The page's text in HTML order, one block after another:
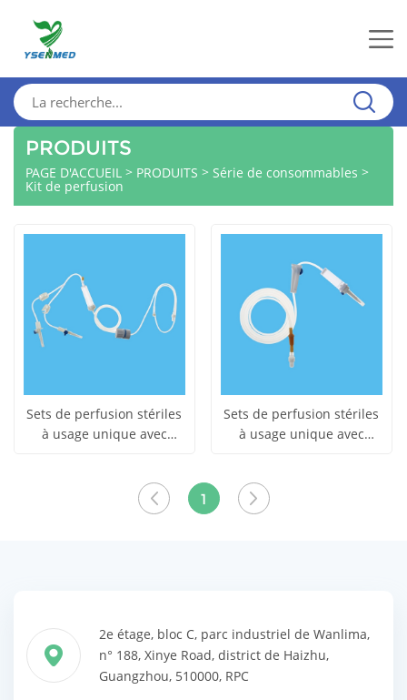
PRODUITS
PAGE D'ACCUEIL > PRODUITS > Série de consommables >
Kit de perfusion
prix
Sets de perfusion stériles
à usage unique avec
les produits
Sets de perfusion stériles
à usage unique avec
1
2e étage, bloc C, parc industriel de Wanlima,
n° 188, Xinye Road, district de Haizhu,
Guangzhou, 510000, RPC